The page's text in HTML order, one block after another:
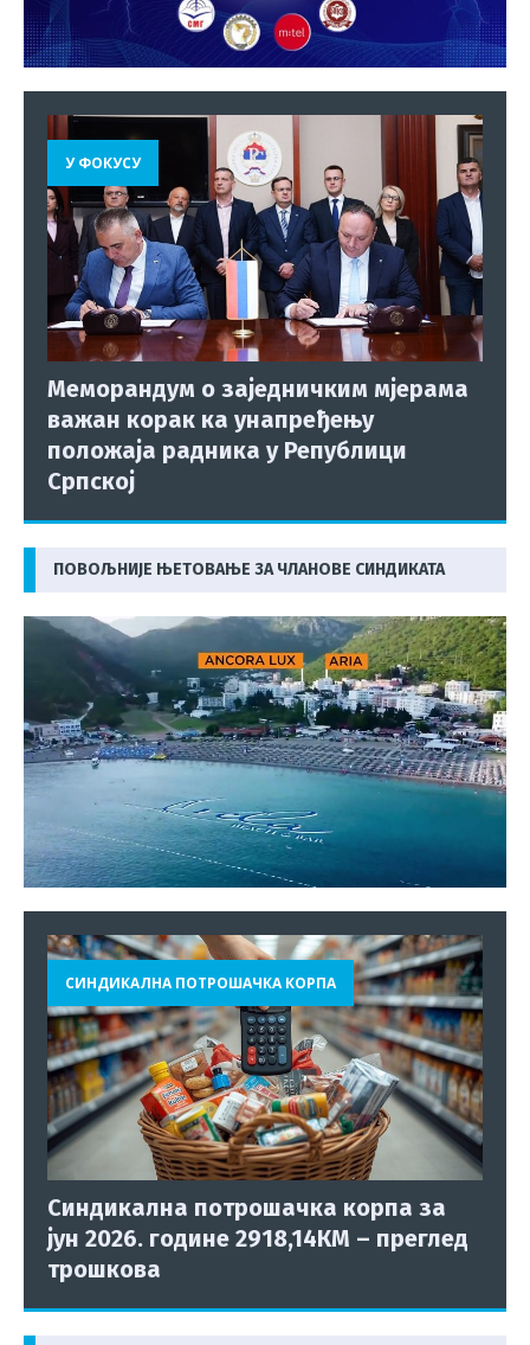
У ФОКУСУ
Меморандум о заједничким мјерама
важан корак ка унапређењу
положаја радника у Републици
Српској
ПОВОЉНИЈЕ ЊЕТОВАЊЕ ЗА ЧЛАНОВЕ СИНДИКАТА
СИНДИКАЛНА ПОТРОШАЧКА КОРПА
Синдикална потрошачка корпа за
јун 2026. године 2918,14КМ – преглед
трошкова